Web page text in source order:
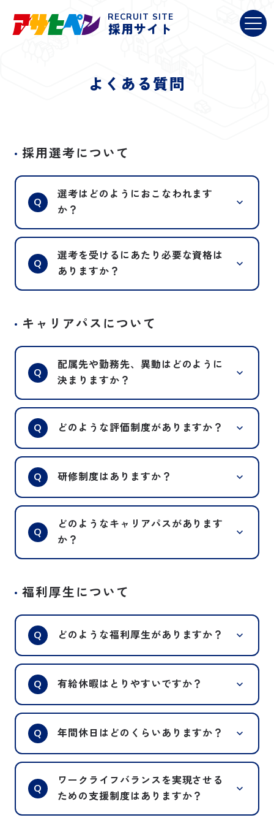
RECRUIT SITE
採用サイト
よくある質問
採用選考について
Q
選考はどのようにおこなわれます
か？
定までは、約１ヵ月程度となります。
多くの場合、書類選考に始まり1～2
回の面接と、適性検査にて選考を行い
詳しくは、募集要項にてご確認くださ
また、遠方にお住いの方は、一次面接
方については面接の実施時間を調整し
たりも可能ですので、ご相談くださ
Q
選考を受けるにあたり必要な資格は
ありますか？
については、特にありません。
していない場合でも、入社までに普通
自動車免許を取得いただくことをおす
すめします。
入社後は、業務上必要となる資格を取
得していただくこともありますが、
研修費用や受験料などの援助等、会社
ださい。
キャリアパスについて
Q
配属先や勤務先、異動はどのように
決まりますか？
A
へ配属を行いますが、それぞれの適性
や希望を把握し、総合的に判断して決
また、当社ではジョブローテーション
を推進しておりまして、本人の希望や
様々な仕事を経験して、多角的な視点
で業務を遂行していただけるように人
事計画を立てています。
Q どのような評価制度がありますか？
A
賞与支給時に定められた期間内の業務
成績についての評価いたします。
などの能力評価と、仕事の質や実績な
どの業績評価の２面から評価を行ない
ます。
Q 研修制度はありますか？
っていただくために１～２日間程度の
研修を行います。
当社の制度や、歴史についてを簡単に
ただいた後、各部署にてOJT形式にて
ていただきます。
新卒採用の場合は、ビジネスマナーな
どの基礎的な研修から、工場での製造
たっての心構えを養っていただきま
す。
のち、配属部署で勤務していただきま
す。
Q
どのようなキャリアパスがあります
か？
トがありません。
プアップを目指せます。
福利厚生について
Q どのような福利厚生がありますか？
A
員持株制度、財産形成貯蓄制度、確定
拠出年金などの制度があります。
をご確認下さい。
福利厚生
Q 有給休暇はとりやすいですか？
A
が、基本的には希望通りに休暇取得が
可能です。
計画的に取得しており、とりにくいと
いう雰囲気はありません。
Q 年間休日はどのくらいありますか？
2026年度年間休日117日）
定められている休日に加え、年次有給
休暇、慶弔休暇、転任休暇、生理休
Q
ワークライフバランスを実現させる
ための支援制度はありますか？